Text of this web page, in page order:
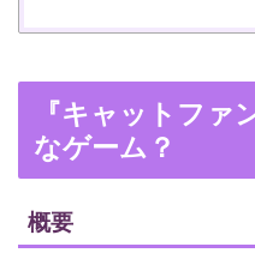
『キャットファ
なゲーム？
概要